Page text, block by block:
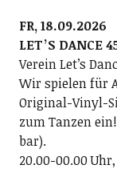
FR, 18.09.2026
LETʼS DANCE
Verein Letʼs
Wir spielen für
Original-Vinyl-
zum Tanzen
bar).
20.00-00.00